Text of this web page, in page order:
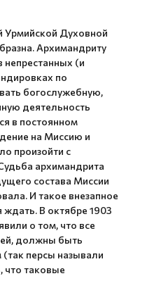
Урмийской Духовной
Архимандриту
непрестанных (и
по
богослужебную,
деятельность
в постоянном
на Миссию и
произойти с
архимандрита
состава Миссии
И такое внезапное
ждать. В октябре 1903
о том, что все
должны быть
персы называли
что таковые